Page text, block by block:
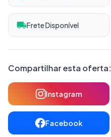
Frete Disponível
Compartilhar esta oferta:
Instagram
Facebook